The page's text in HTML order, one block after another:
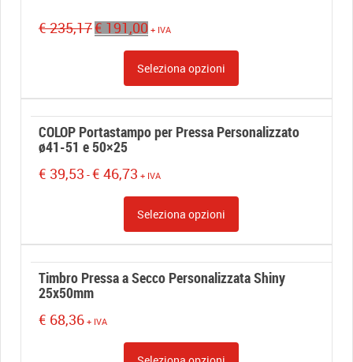
€235,17Il
prezzo
originale
€ 235,17.
€191,00Il
prezzo
è:
€ 191,00.
+ IVA
Seleziona opzioni
COLOP Portastampo per Pressa Personalizzato
ø41-51 e 50×25
€ 39,53 -€ 46,73 Fascia
da
€ 39,53
€ 46,73
+ IVA
Seleziona opzioni
Timbro Pressa a Secco Personalizzata Shiny
25x50mm
€ 68,36 + IVA